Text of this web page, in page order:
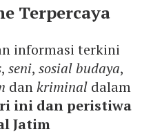
Terpercaya
informasi terkini
, seni, sosial budaya,
dankriminal dalam
ini dan peristiwa
Jatim